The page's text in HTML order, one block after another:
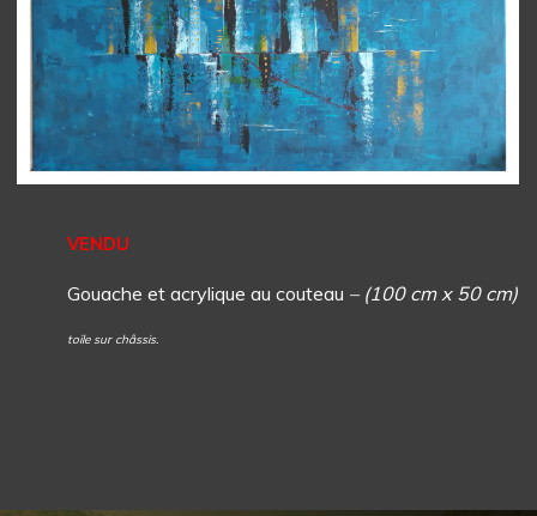
VENDU
Gouache et acrylique au couteau – (100 cm x 50 cm)
toile sur châssis.